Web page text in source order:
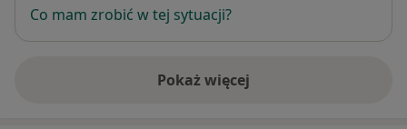
Co mam zrobić w tej sytuacji?
Pokaż więcej
o adresie